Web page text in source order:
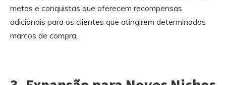
metas e conquistas que oferecem recompensas
adicionais para os clientes que atingirem determinados
marcos de compra.